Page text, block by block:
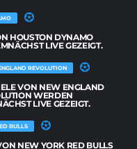
HOUSTON DYNAMO
LIVE GEZEIGT.
REVOLUTION
VON NEW ENGLAND
WERDEN
LIVE GEZEIGT.
BULLS
NEW YORK RED BULLS